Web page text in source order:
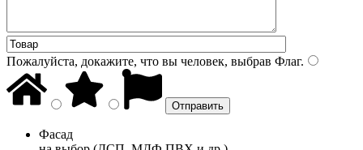
Пожалуйста, докажите, что вы человек, выбрав Флаг.
Фасад